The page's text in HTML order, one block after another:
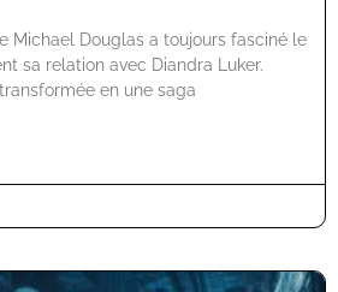
Michael Douglas a toujours fasciné le
sa relation avec Diandra Luker.
en une saga